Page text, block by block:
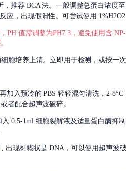
，推荐 BCA 法。一般调整总蛋白浓度
，出现假阳性。可尝试使用 1%H2O2
PH 值需调整为PH7.3，避免使用含
胞培养上清。立即用于检测，或按一
加入预冷的 PBS 轻轻混匀清洗，2-
者配合超声波破碎。
入 0.5-1ml 细胞裂解液及适量蛋白酶抑
, 出现黏糊状是 DNA，可以使用超声波